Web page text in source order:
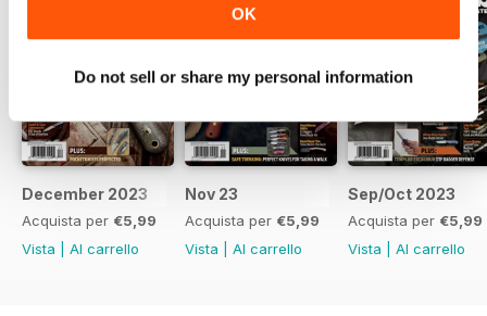
OK
Do not sell or share my personal information
December 2023
Acquista per €5,99
Vista
Al carrello
Nov 23
Acquista per €5,99
Vista
Al carrello
Sep/Oct 2023
Acquista per €5,99
Vista
Al carrello